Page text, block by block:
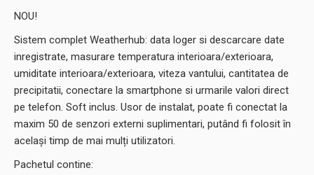
NOU!
Sistem complet Weatherhub: data loger si descarcare date
inregistrate, masurare temperatura interioara/exterioara,
umiditate interioara/exterioara, viteza vantului, cantitatea de
precipitatii, conectare la smartphone si urmarile valori direct
pe telefon. Soft inclus. Usor de instalat, poate fi conectat la
maxim 50 de senzori externi suplimentari, putând fi folosit în
același timp de mai mulți utilizatori.
Pachetul contine: